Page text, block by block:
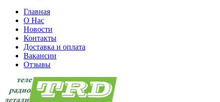
Главная
О Нас
Новости
Контакты
Доставка и оплата
Вакансии
Отзывы